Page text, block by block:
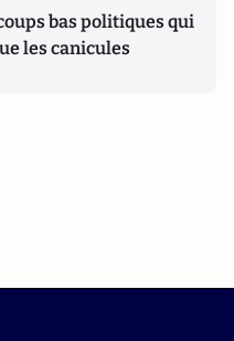
bas politiques qui
les canicules